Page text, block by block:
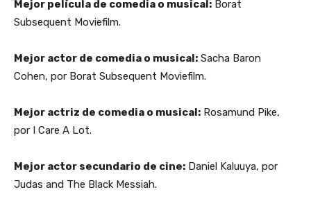
Mejor película de comedia o musical: Borat
Subsequent Moviefilm.
Mejor actor de comedia o musical: Sacha Baron
Cohen, por Borat Subsequent Moviefilm.
Mejor actriz de comedia o musical: Rosamund Pike,
por I Care A Lot.
Mejor actor secundario de cine: Daniel Kaluuya, por
Judas and The Black Messiah.